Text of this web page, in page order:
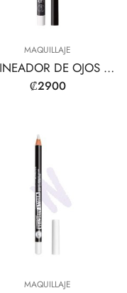
MAQUILLAJE
DELINEADOR DE OJOS AUTOMÁTICO ENROLLABLE
₡2900
MAQUILLAJE